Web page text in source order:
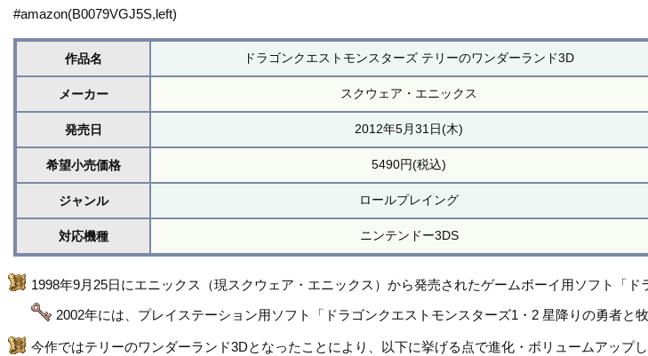
#amazon(B0079VGJ5S,left)
作品名 ドラゴンクエストモンスターズ テリーのワンダーランド3D
メーカー スクウェア・エニックス
発売日 2012年5月31日(木)
希望小売価格 5490円(税込)
ジャンル ロールプレイング
対応機種 ニンテンドー3DS
1998年9月25日にエニックス（現スクウェア・エニックス）から発売されたゲームボーイ用ソフト「
2002年には、プレイステーション用ソフト「ドラゴンクエストモンスターズ1・2 星降りの勇者と
今作ではテリーのワンダーランド3Dとなったことにより、以下に挙げる点で進化・ボリュームアップし